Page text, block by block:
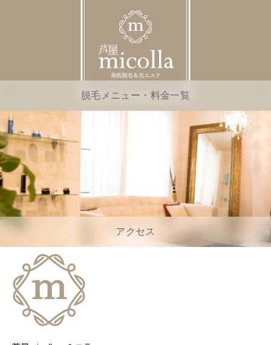
脱毛メニュー・料金一覧
アクセス